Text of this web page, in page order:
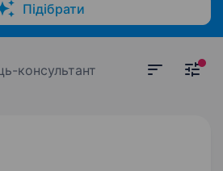
Підібрати
консультант